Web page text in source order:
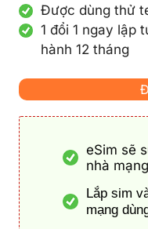
Được dùng thử
1 đổi 1 ngay lập
hành 12 tháng
eSim sẽ
nhà
Lắp sim
mạng